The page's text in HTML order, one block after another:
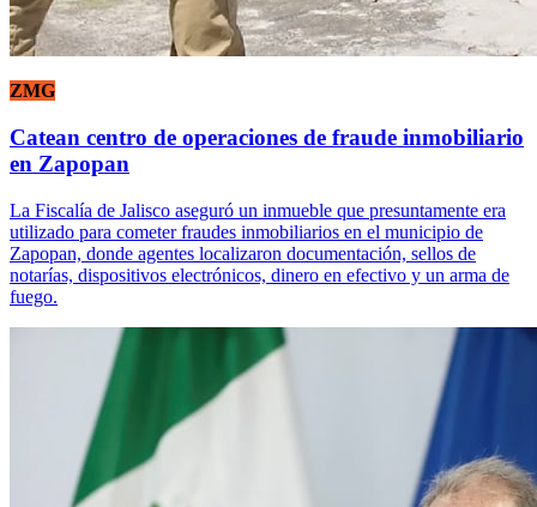
ZMG
Catean centro de operaciones de fraude inmobiliario
en Zapopan
La Fiscalía de Jalisco aseguró un inmueble que presuntamente era
utilizado para cometer fraudes inmobiliarios en el municipio de
Zapopan, donde agentes localizaron documentación, sellos de
notarías, dispositivos electrónicos, dinero en efectivo y un arma de
fuego.